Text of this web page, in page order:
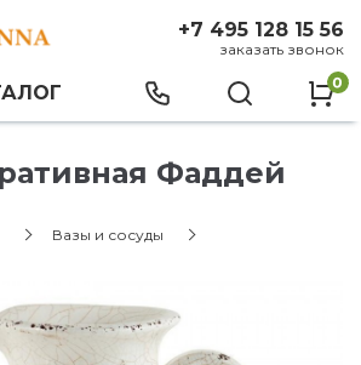
+7 495 128 15 56
заказать звонок
0
Фаддей
Вазы и сосуды